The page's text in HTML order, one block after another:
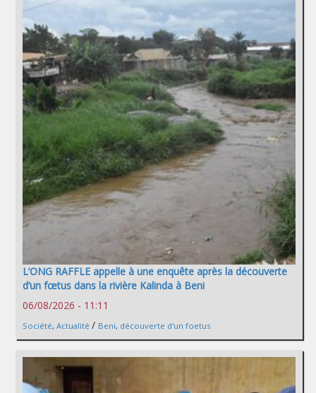
L’ONG RAFFLE appelle à une enquête après la découverte
d’un fœtus dans la rivière Kalinda à Beni
06/08/2026 - 11:11
Société, Actualité / Beni, découverte d'un foetus